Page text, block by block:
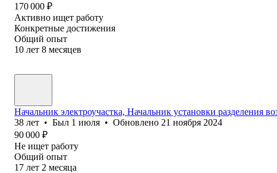
170 000 ₽
Активно ищет работу
Конкретные достижения
Общий опыт
10 лет 8 месяцев
Начальник электроучастка, Начальник установки разделения
38 лет • Был 1 июля • Обновлено 21 ноября 2024
90 000 ₽
Не ищет работу
Общий опыт
17 лет 2 месяца